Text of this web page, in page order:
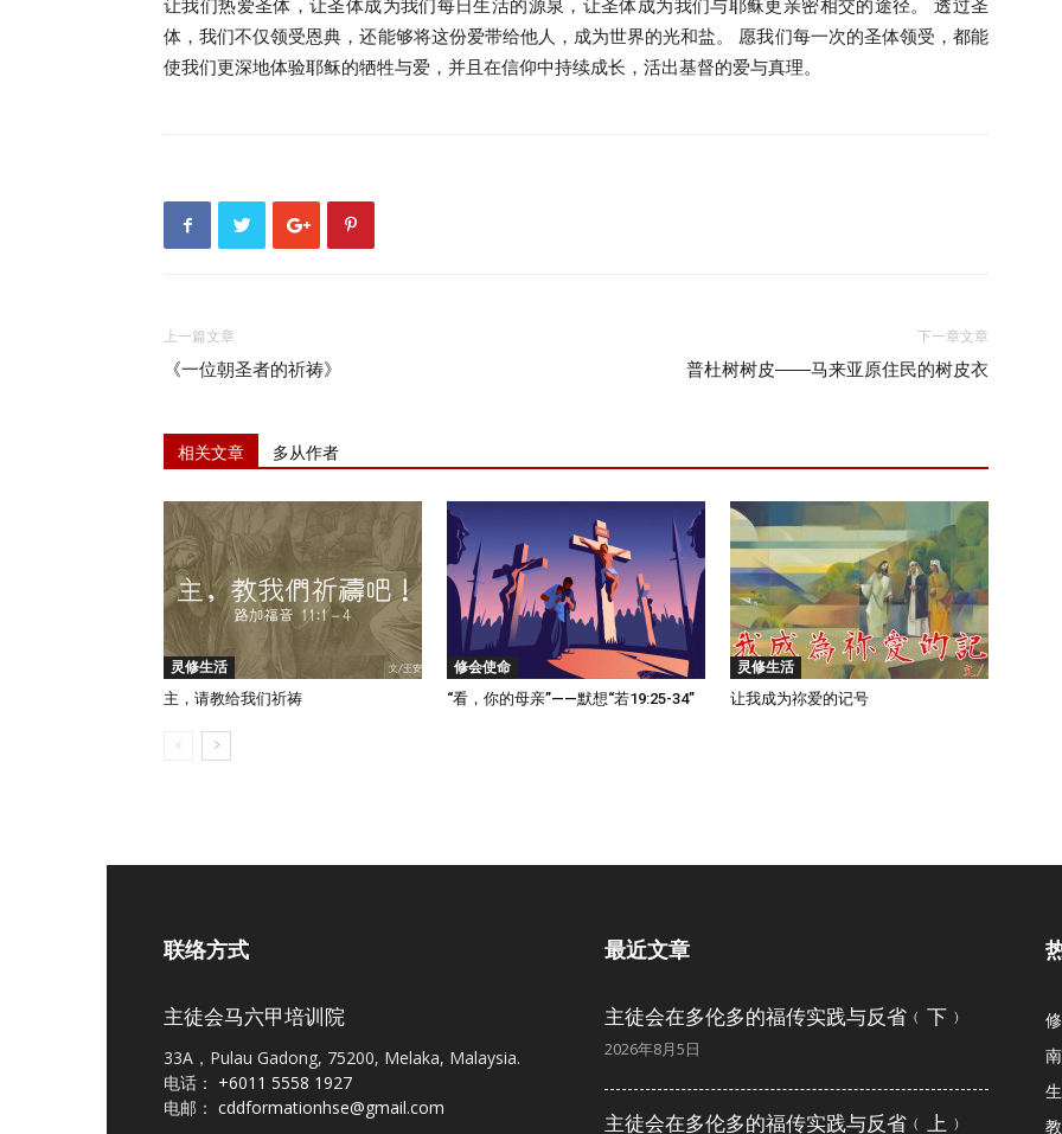
让我们热爱圣体，让圣体成为我们每日生活的源泉，让圣体成为我们与耶稣更亲密相交的途径。 透过圣
体，我们不仅领受恩典，还能够将这份爱带给他人，成为世界的光和盐。 愿我们每一次的圣体领受，都能
使我们更深地体验耶稣的牺牲与爱，并且在信仰中持续成长，活出基督的爱与真理。
上一篇文章
《一位朝圣者的祈祷》
下一章文章
普杜树树皮――马来亚原住民的树皮衣
相关文章 多从作者
灵修生活
主，请教给我们祈祷
修会使命
“看，你的母亲”——默想“若19:25-34”
灵修生活
让我成为祢爱的记号
联络方式
主徒会马六甲培训院
33A，Pulau Gadong, 75200, Melaka, Malaysia.
电话： +6011 5558 1927
电邮： cddformationhse@gmail.com
最近文章
主徒会在多伦多的福传实践与反省﹙下﹚
2026年8月5日
主徒会在多伦多的福传实践与反省﹙上﹚